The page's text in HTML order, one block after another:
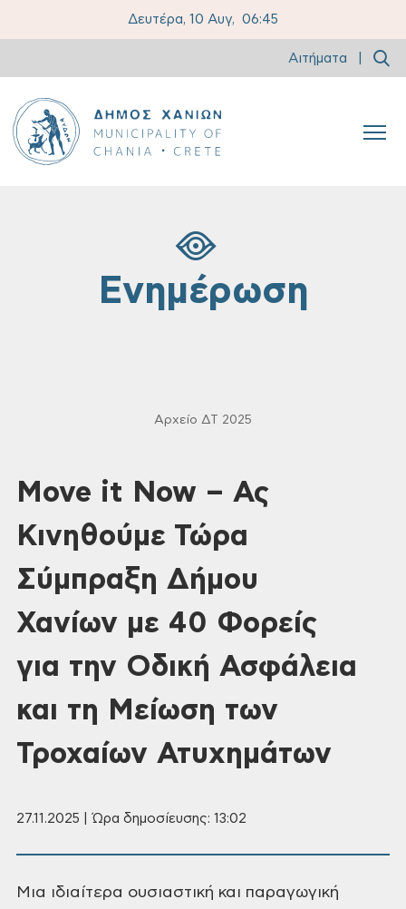
Δευτέρα, 10 Αυγ, 06:45
Αιτήματα
Ενημέρωση
Αρχείο ΔΤ 2025
Move it Now – Ας
Κινηθούμε Τώρα
Σύμπραξη Δήμου
Χανίων με 40 Φορείς
για την Οδική Ασφάλεια
και τη Μείωση των
Τροχαίων Ατυχημάτων
27.11.2025 | Ώρα δημοσίευσης: 13:02
Μια ιδιαίτερα ουσιαστική και παραγωγική